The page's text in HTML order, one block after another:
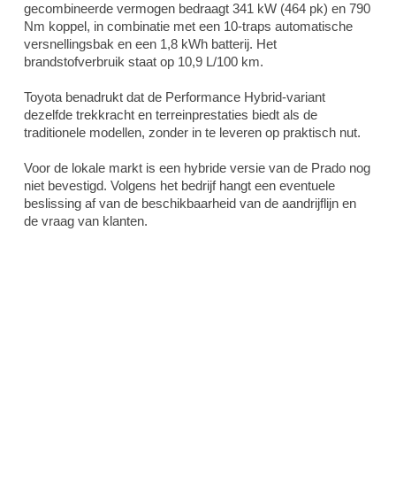
gecombineerde vermogen bedraagt 341 kW (464 pk) en 790
Nm koppel, in combinatie met een 10-traps automatische
versnellingsbak en een 1,8 kWh batterij. Het
brandstofverbruik staat op 10,9 L/100 km.
Toyota benadrukt dat de Performance Hybrid-variant
dezelfde trekkracht en terreinprestaties biedt als de
traditionele modellen, zonder in te leveren op praktisch nut.
Voor de lokale markt is een hybride versie van de Prado nog
niet bevestigd. Volgens het bedrijf hangt een eventuele
beslissing af van de beschikbaarheid van de aandrijflijn en
de vraag van klanten.